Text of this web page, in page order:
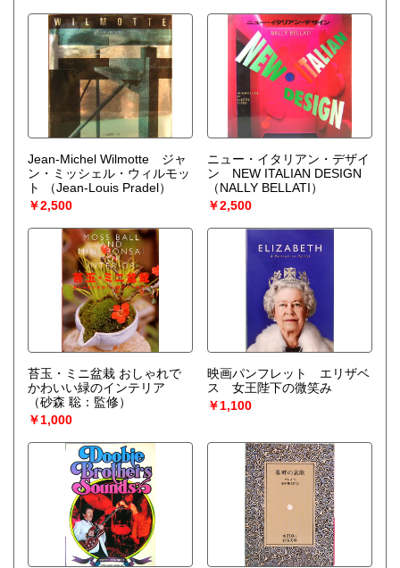
Jean-Michel Wilmotte ジャ
ン・ミッシェル・ウィルモッ
ト
（Jean-Louis Pradel）
￥2,500
ニュー・イタリアン・デザイ
ン NEW ITALIAN DESIGN
（NALLY BELLATI）
￥2,500
苔玉・ミニ盆栽 おしゃれで
かわいい緑のインテリア
（砂森 聡：監修）
￥1,000
映画パンフレット エリザベ
ス 女王陛下の微笑み
￥1,100